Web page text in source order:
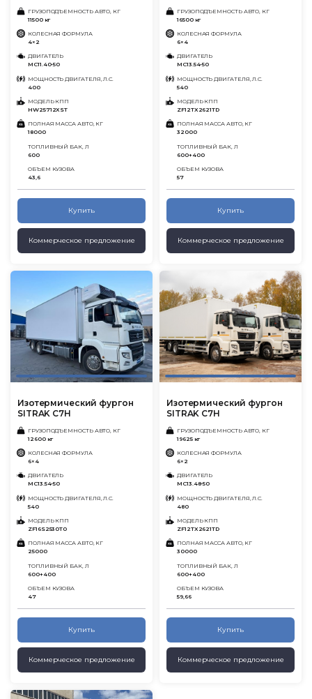
ГРУЗОПОДЪЕМНОСТЬ АВТО, КГ
11500 кг
КОЛЕСНАЯ ФОРМУЛА
4×2
ДВИГАТЕЛЬ
MC11.40-50
МОЩНОСТЬ ДВИГАТЕЛЯ, Л.С.
400
МОДЕЛЬ КПП
HW25712XST
ПОЛНАЯ МАССА АВТО, КГ
18000
ТОПЛИВНЫЙ БАК, Л
600
ОБЪЕМ КУЗОВА
43,6
Купить
Коммерческое предложение
ГРУЗОПОДЪЕМНОСТЬ АВТО, КГ
16500 кг
КОЛЕСНАЯ ФОРМУЛА
6×4
ДВИГАТЕЛЬ
MC13.54-50
МОЩНОСТЬ ДВИГАТЕЛЯ, Л.С.
540
МОДЕЛЬ КПП
ZF12TX2621TD
ПОЛНАЯ МАССА АВТО, КГ
32000
ТОПЛИВНЫЙ БАК, Л
600+400
ОБЪЕМ КУЗОВА
57
Купить
Коммерческое предложение
Изотермический фургон
SITRAK C7H
ГРУЗОПОДЪЕМНОСТЬ АВТО, КГ
12600 кг
КОЛЕСНАЯ ФОРМУЛА
6×4
ДВИГАТЕЛЬ
MC13.54-50
МОЩНОСТЬ ДВИГАТЕЛЯ, Л.С.
540
МОДЕЛЬ КПП
ZF16S2530T0
ПОЛНАЯ МАССА АВТО, КГ
25000
ТОПЛИВНЫЙ БАК, Л
600+400
ОБЪЕМ КУЗОВА
47
Купить
Коммерческое предложение
Изотермический фургон
SITRAK C7H
ГРУЗОПОДЪЕМНОСТЬ АВТО, КГ
19625 кг
КОЛЕСНАЯ ФОРМУЛА
6×2
ДВИГАТЕЛЬ
MC13.48-50
МОЩНОСТЬ ДВИГАТЕЛЯ, Л.С.
480
МОДЕЛЬ КПП
ZF12TX2621TD
ПОЛНАЯ МАССА АВТО, КГ
30000
ТОПЛИВНЫЙ БАК, Л
600+400
ОБЪЕМ КУЗОВА
59,66
Купить
Коммерческое предложение